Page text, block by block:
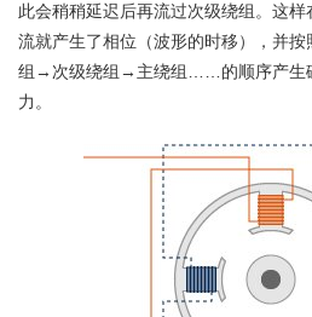
此会稍稍延迟后再流过次级绕组。这
流就产生了相位（波形的时移），并
组→次级绕组→主绕组……的顺序产生
力。